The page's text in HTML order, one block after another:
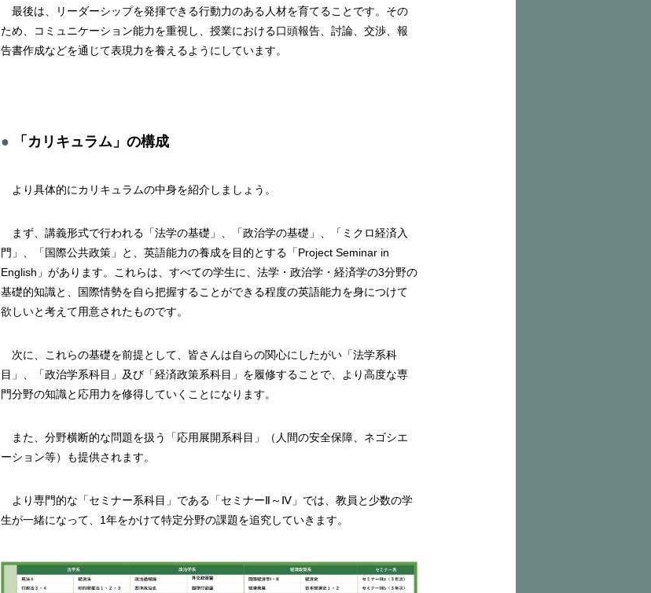
最後は、リーダーシップを発揮できる行動力のある人材を育てることです。その
ため、コミュニケーション能力を重視し、授業における口頭報告、討論、交渉、報
告書作成などを通じて表現力を養えるようにしています。
「カリキュラム」の構成
より具体的にカリキュラムの中身を紹介しましょう。
まず、講義形式で行われる「法学の基礎」、「政治学の基礎」、「ミクロ経済入
門」、「国際公共政策」と、英語能力の養成を目的とする「Project Seminar in
English」があります。これらは、すべての学生に、法学・政治学・経済学の3分野の
基礎的知識と、国際情勢を自ら把握することができる程度の英語能力を身につけて
欲しいと考えて用意されたものです。
次に、これらの基礎を前提として、皆さんは自らの関心にしたがい「法学系科
目」、「政治学系科目」及び「経済政策系科目」を履修することで、より高度な専
門分野の知識と応用力を修得していくことになります。
また、分野横断的な問題を扱う「応用展開系科目」（人間の安全保障、ネゴシエ
ーション等）も提供されます。
より専門的な「セミナー系科目」である「セミナーⅡ～Ⅳ」では、教員と少数の学
生が一緒になって、1年をかけて特定分野の課題を追究していきます。